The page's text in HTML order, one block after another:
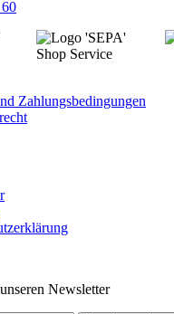
Shop Service
Zahlungsbedingungen
Newsletter